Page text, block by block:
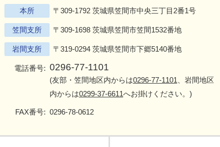
本所 〒309-1792 茨城県笠間市中央三丁目2番1号
笠間支所 〒309-1698 茨城県笠間市笠間1532番地
岩間支所 〒319-0294 茨城県笠間市下郷5140番地
電話番号: 0296-77-1101
(友部・笠間地区内からは0296-77-1101 、岩間地区
内からは0299-37-6611へお掛けください。)
FAX番号: 0296-78-0612